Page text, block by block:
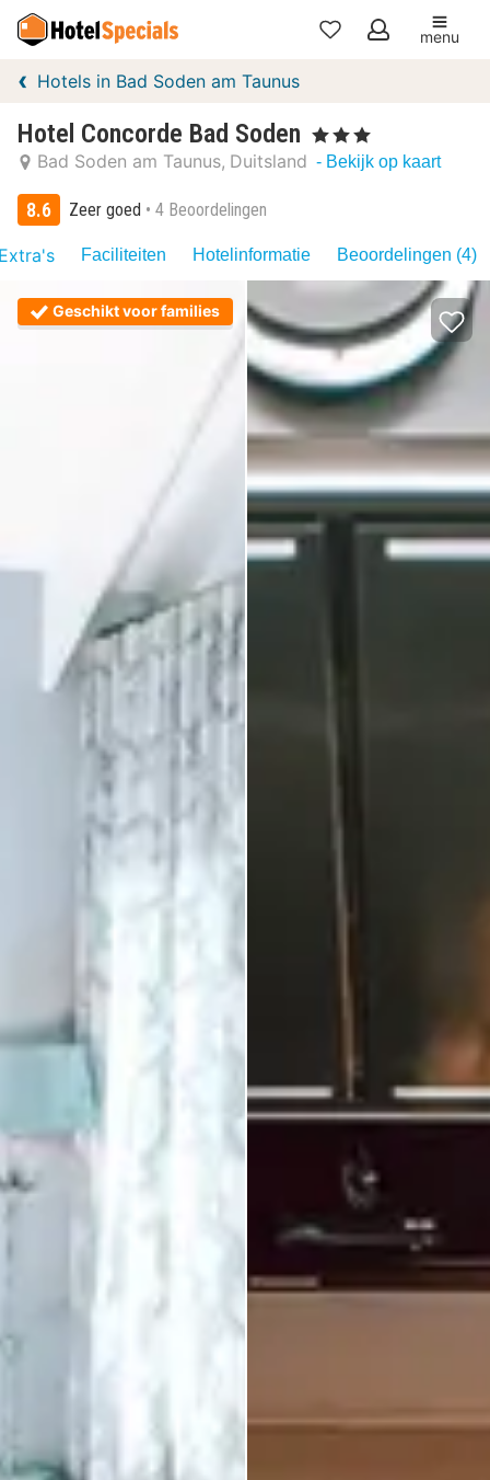
Mijn
menu
Hotels in Bad Soden am Taunus
Hotel Concorde Bad Soden , 3 Sterren
Bad Soden am Taunus Duitsland - Bekijk op kaart
8.6 Zeer goed 4 Beoordelingen
Faciliteiten Hotelinformatie Beoordelingen (4)
Geschikt voor families